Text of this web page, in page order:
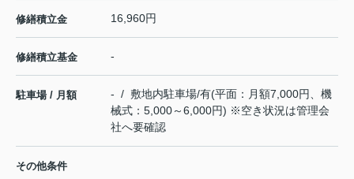
修繕積立金 16,960円
修繕積立基金 -
駐車場 / 月額
- / 敷地内駐車場/有(平面：月額7,000円、機
械式：5,000～6,000円) ※空き状況は管理会
社へ要確認
その他条件